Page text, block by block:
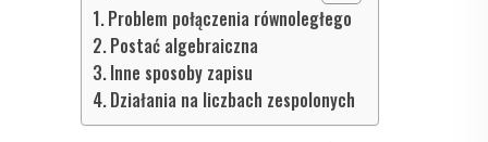
Problem połączenia równoległego
Postać algebraiczna
Inne sposoby zapisu
Działania na liczbach zespolonych